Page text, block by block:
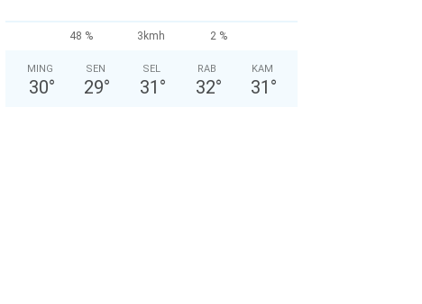
48 % 3kmh 2 %
MING
30°
SEN
29°
SEL
31 °
RAB
32°
KAM
31 °